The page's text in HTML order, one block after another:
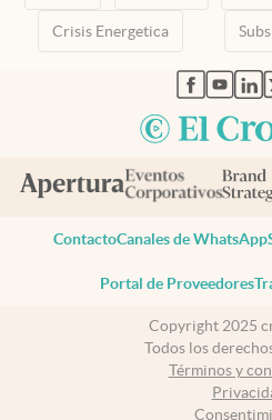
Crisis Energetica
abre en
abre
ContactoCanales de WhatsApp
Portal de Proveedores
Copyright 2025
Todos los
Términos y